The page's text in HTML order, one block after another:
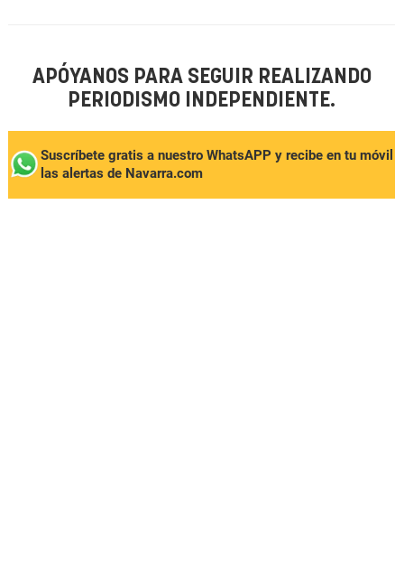
APÓYANOS PARA SEGUIR REALIZANDO
PERIODISMO INDEPENDIENTE.
Suscríbete gratis a nuestro WhatsAPP y recibe en tu móvil
las alertas de Navarra.com